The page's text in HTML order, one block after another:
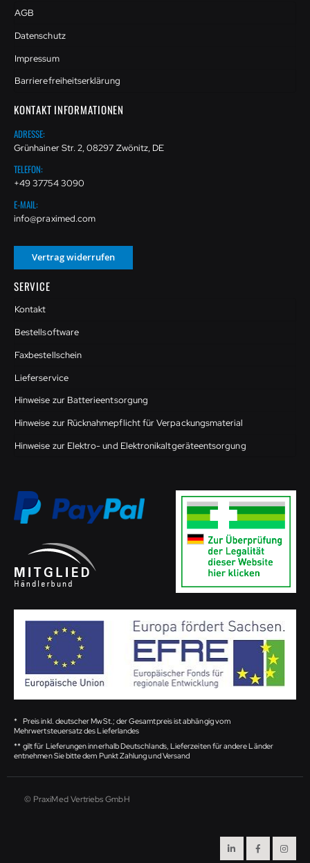
AGB
Datenschutz
Impressum
Barrierefreiheitserklärung
KONTAKT INFORMATIONEN
ADRESSE:
Grünhainer Str. 2, 08297 Zwönitz, DE
TELEFON:
+49 37754 3090
E-MAIL:
info@praximed.com
Vertrag widerrufen
SERVICE
Kontakt
Bestellsoftware
Faxbestellschein
Lieferservice
Hinweise zur Batterieentsorgung
Hinweise zur Rücknahmepflicht für Verpackungsmaterial
Hinweise zur Elektro- und Elektronikaltgeräteentsorgung
* Preis inkl. deutscher MwSt.; der Gesamtpreis ist abhängig vom
Mehrwertsteuersatz des Lieferlandes
** gilt für Lieferungen innerhalb Deutschlands, Lieferzeiten für andere Länder
entnehmen Sie bitte dem Punkt Zahlung und Versand
© PraxiMed Vertriebs GmbH